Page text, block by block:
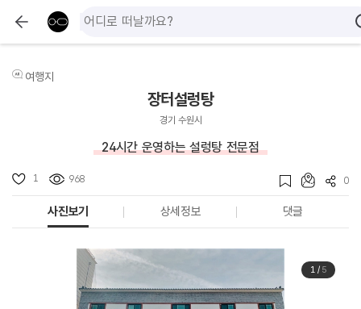
여행지
장터설렁탕
경기 수원시
24시간 운영하는 설렁탕 전문점
1 968 0
사진보기 상세정보 댓글
1/ 5